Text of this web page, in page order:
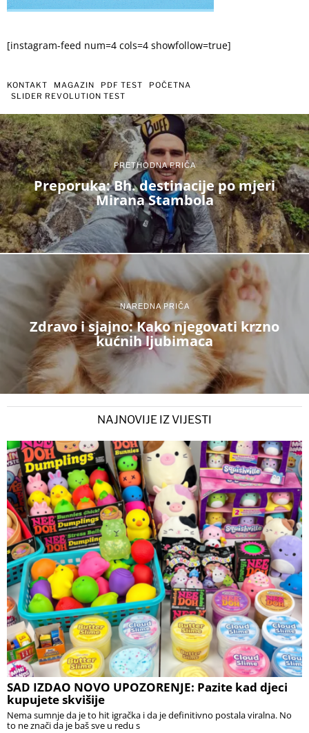
[instagram-feed num=4 cols=4 showfollow=true]
KONTAKT MAGAZIN PDF TEST
POČETNA
SLIDER REVOLUTION TEST
PRETHODNA PRIČA
Preporuka: Bh. destinacije po mjeri
Mirana Stambola
NAREDNA PRIČA
Zdravo i sjajno: Kako njegovati krzno
kućnih ljubimaca
NAJNOVIJE IZ VIJESTI
SAD IZDAO NOVO UPOZORENJE: Pazite kad djeci
kupujete skvišije
Nema sumnje da je to hit igračka i da je definitivno postala viralna. No
to ne znači da je baš sve u redu s